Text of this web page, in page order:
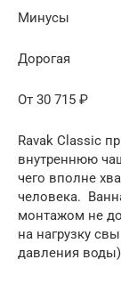
Минусы
Дорогая
От 30 715 ₽
Ravak Classic
внутреннюю
чего вполне
человека.
монтажом не
на нагрузку
давления